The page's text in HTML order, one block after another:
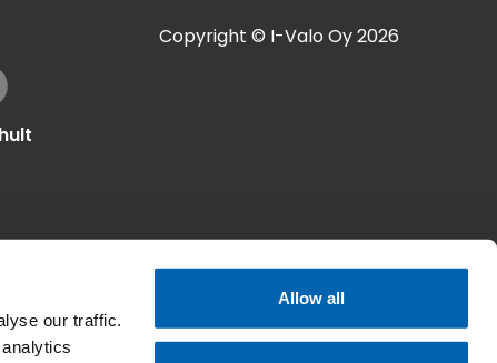
our traffic.
Allow all
Copyright © I-Valo Oy 2026